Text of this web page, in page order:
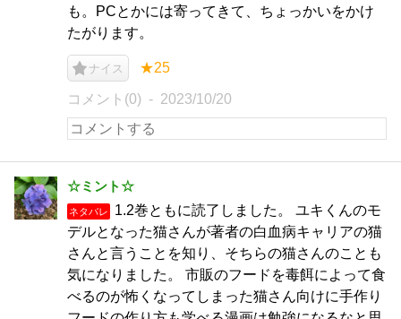
も。PCとかには寄ってきて、ちょっかいをかけ
たがります。
ナイス ★25
コメント(0) 2023/10/20
☆ミント☆
ネタバレ
1.2巻ともに読了しました。 ユキくんのモ
デルとなった猫さんが著者の白血病キャリアの猫
さんと言うことを知り、そちらの猫さんのことも
気になりました。 市販のフードを毒餌によって食
べるのが怖くなってしまった猫さん向けに手作り